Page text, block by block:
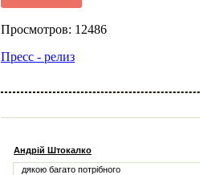
Просмотров: 12486
Пресс - релиз
Андрій Штокалко
дякою багато потрібного